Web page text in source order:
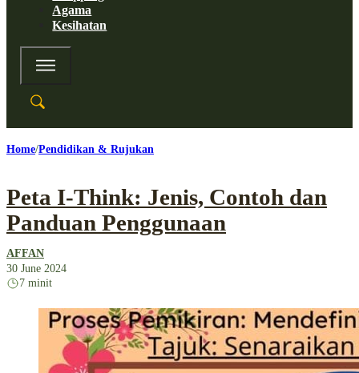
Agama
Kesihatan
Home Pendidikan & Rujukan
Peta I-Think: Jenis, Contoh dan
Panduan Penggunaan
AFFAN
30 June 2024
7 minit